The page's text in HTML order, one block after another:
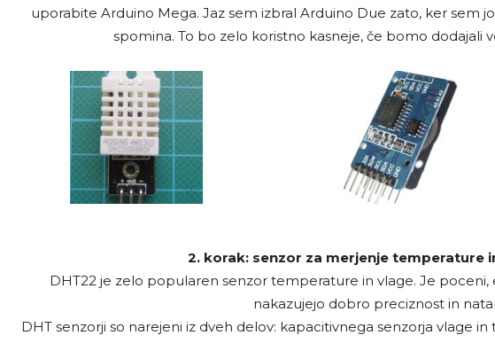
uporabite Arduino Mega. Jaz sem izbral Arduino Due zato, ker sem
spomina. To bo zelo koristno kasneje, če bomo dodajali
2. korak: senzor za merjenje temperature
DHT22 je zelo popularen senzor temperature in vlage. Je
nakazujejo dobro preciznost in
DHT senzorji so narejeni iz dveh delov: kapacitivnega senzorja vlage